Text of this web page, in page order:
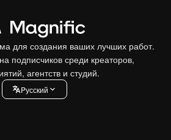
для создания ваших лучших работ.
подписчиков среди креаторов,
агентств и студий.
Pусский